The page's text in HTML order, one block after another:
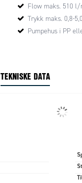
Drivmagneten som
kontaktfritt til den
illustrasjon nedenfor).
umulig og pumpene
MAGSON setter
ett skritt videre:
selvsugende
selvsugende
pumper er plassert
Flow maks. 510 l/
Trykk maks. 0,8-
Pumpehus i PP
TEKNISKE DATA